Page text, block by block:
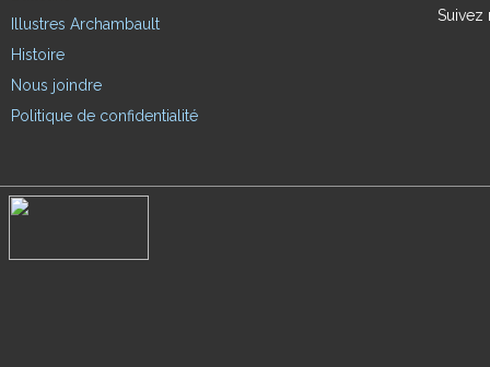
Illustres Archambault
Histoire
Nous joindre
Politique de confidentialité